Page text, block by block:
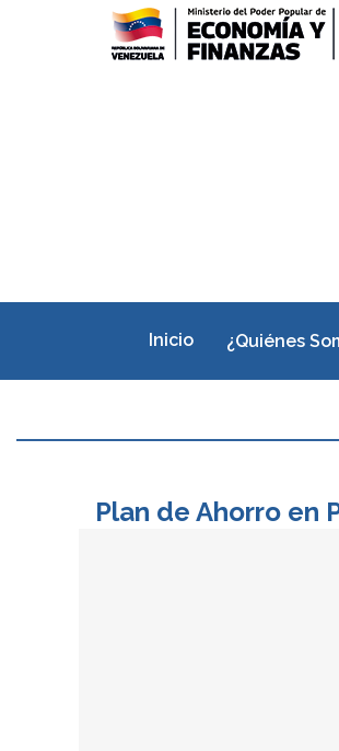
Inicio ¿Quiénes
Plan de Ahorro en